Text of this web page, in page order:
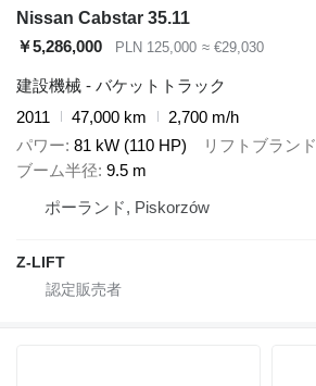
Nissan Cabstar 35.11
￥5,286,000
PLN 125,000 ≈ €29,030
建設機械 - バケットトラック
2011
47,000 km
2,700 m/h
パワー 81 kW (110 HP) リフトブランド
ブーム半径 9.5 m
ポーランド, Piskorzów
Z-LIFT